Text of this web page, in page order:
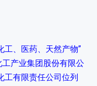
、医药、天然产物”
产业集团股份有限公
工有限责任公司位列